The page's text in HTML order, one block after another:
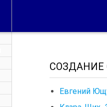
СОЗДАНИЕ
Евгений